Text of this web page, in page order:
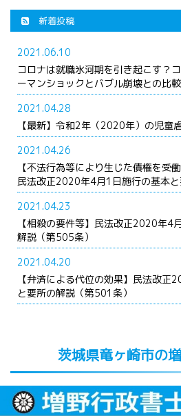
新着投稿
2021.06.10
コロナは就職氷河期を引き起こす？
ーマンショックとバブル崩壊との比
2021.04.28
【最新】令和2年（2020年）の児童
2021.04.26
【不法行為等により生じた債権を受
民法改正2020年4月1日施行の基本と
2021.04.23
【相殺の要件等】民法改正2020年4
解説（第505条）
2021.04.20
【弁済による代位の効果】民法改
と要所の解説（第501条）
茨城県竜ヶ崎市の